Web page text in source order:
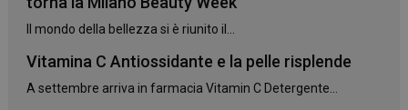
Il mondo della bellezza si è riunito il...
Vitamina C Antiossidante e la pelle risplende
A settembre arriva in farmacia Vitamin C Detergente...
Necessari